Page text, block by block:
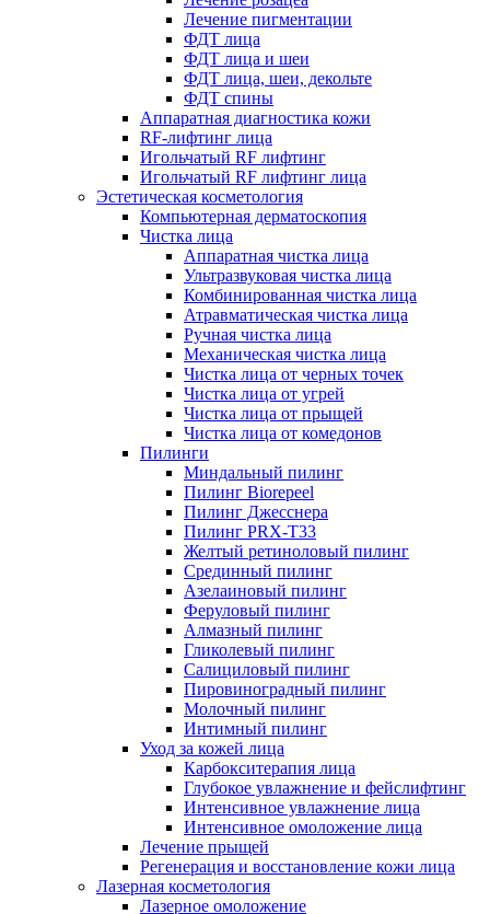
Лечение пигментации
ФДТ лица
ФДТ лица и шеи
ФДТ лица, шеи, декольте
ФДТ спины
Аппаратная диагностика кожи
RF-лифтинг лица
Игольчатый RF лифтинг
Игольчатый RF лифтинг лица
Эстетическая косметология
Компьютерная дерматоскопия
Чистка лица
Аппаратная чистка лица
Ультразвуковая чистка лица
Комбинированная чистка лица
Атравматическая чистка лица
Ручная чистка лица
Механическая чистка лица
Чистка лица от черных точек
Чистка лица от угрей
Чистка лица от прыщей
Чистка лица от комедонов
Пилинги
Миндальный пилинг
Пилинг Biorepeel
Пилинг Джесснера
Пилинг PRX-T33
Желтый ретиноловый пилинг
Срединный пилинг
Азелаиновый пилинг
Феруловый пилинг
Алмазный пилинг
Гликолевый пилинг
Салициловый пилинг
Пировиноградный пилинг
Молочный пилинг
Интимный пилинг
Уход за кожей лица
Карбокситерапия лица
Глубокое увлажнение и фейслифтинг
Интенсивное увлажнение лица
Интенсивное омоложение лица
Лечение прыщей
Регенерация и восстановление кожи лица
Лазерная косметология
Лазерное омоложение